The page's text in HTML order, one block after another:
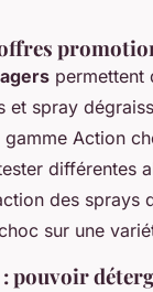
permettent
et spray
Action
différentes
des sprays
sur une
pouvoir